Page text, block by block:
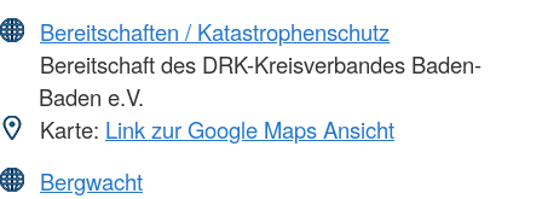
Bereitschaften / Katastrophenschutz
Bereitschaft des DRK-Kreisverbandes Baden-
Baden e.V.
Karte: Link zur Google Maps Ansicht
Bergwacht